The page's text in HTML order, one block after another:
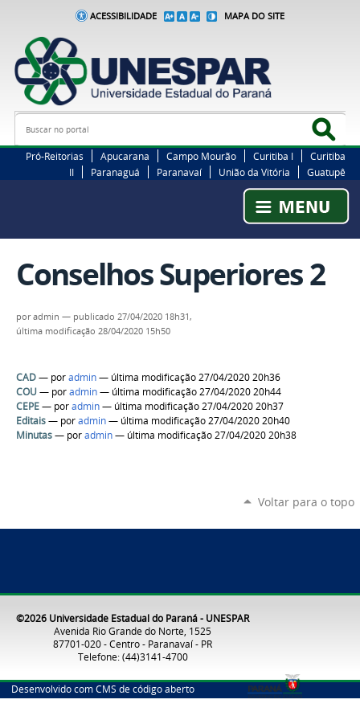
ACESSIBILIDADE MAPA DO SITE
Busca
Pró-Reitorias Apucarana Campo Mourão Curitiba I
Curitiba
II
Paranaguá Paranavaí União da Vitória Guatupê
Conselhos Superiores 2
poradmin — publicado 27/04/2020 18h31,
última modificação 28/04/2020 15h50
CAD— poradmin— última modificação 27/04/2020 20h36
COU— poradmin— última modificação 27/04/2020 20h44
CEPE— poradmin— última modificação 27/04/2020 20h37
Editais— poradmin— última modificação 27/04/2020 20h40
Minutas— poradmin— última modificação 27/04/2020 20h38
Voltar para o topo
©2026 Universidade Estadual do Paraná - UNESPAR
Avenida Rio Grande do Norte, 1525
87701-020 - Centro - Paranavaí - PR
Telefone: (44)3141-4700
Desenvolvido com CMS de código aberto